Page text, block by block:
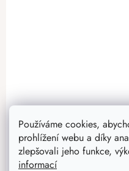
Používáme cookies,
prohlížení webu a díky
zlepšovali jeho funkce,
informací